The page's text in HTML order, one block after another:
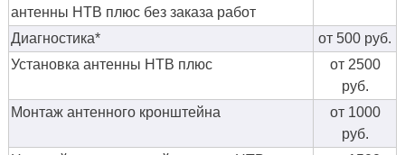
антенны НТВ плюс без заказа работ
Диагностика*
от 500 руб.
Установка антенны НТВ плюс
от 2500
руб.
Монтаж антенного кронштейна
от 1000
руб.